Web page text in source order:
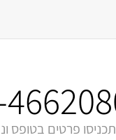
פרטים בטופס